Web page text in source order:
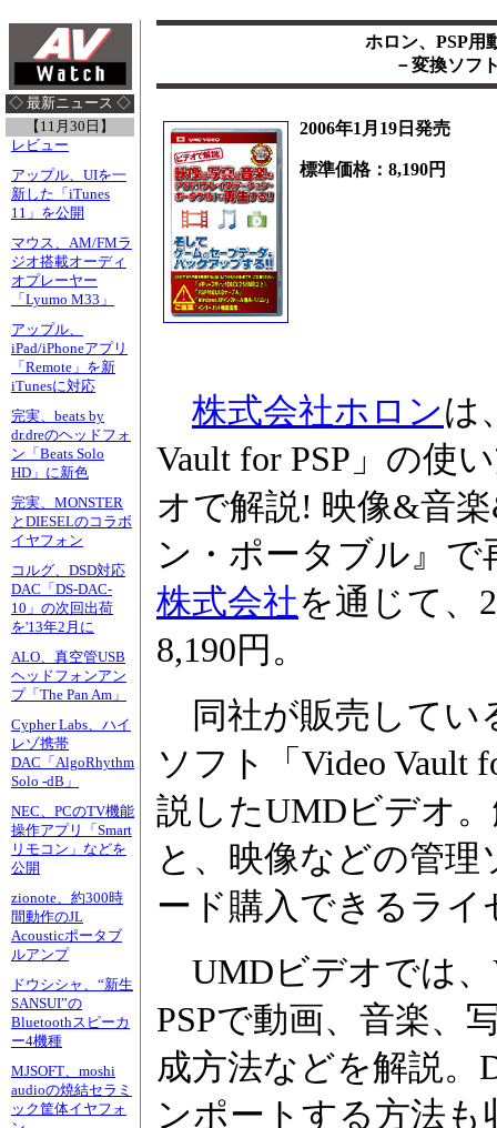
◇ 最新ニュース ◇
【11月30日】
レビュー
アップル、UIを一
新した「iTunes
11」を公開
マウス、AM/FMラ
ジオ搭載オーディ
オプレーヤー
「Lyumo M33」
アップル、
iPad/iPhoneアプリ
「Remote」を新
iTunesに対応
完実、beats by
dr.dreのヘッドフォ
ン「Beats Solo
HD」に新色
完実、MONSTER
とDIESELのコラボ
イヤフォン
コルグ、DSD対応
DAC「DS-DAC-
10」の次回出荷
を'13年2月に
ALO、真空管USB
ヘッドフォンアン
プ「The Pan Am」
Cypher Labs、ハイ
レゾ携帯
DAC「AlgoRhythm
Solo -dB」
NEC、PCのTV機能
操作アプリ「Smart
リモコン」などを
公開
zionote、約300時
間動作のJL
Acousticポータブ
ルアンプ
ドウシシャ、“新生
SANSUI”の
Bluetoothスピーカ
ー4機種
MJSOFT、moshi
audioの焼結セラミ
ック筐体イヤフォ
ホロン、PSP用
－変換ソフ
2006年1月19日発売
標準価格：8,190円
株式会社ホロンは
Vault for PSP」の使
オで解説! 映像&音
ン・ポータブル』
株式会社を通じて、
8,190円。
同社が販売してい
ソフト「Video Vault
説したUMDビデオ。
と、映像などの管理
ード購入できるラ
UMDビデオでは、
PSPで動画、音楽、
成方法などを解説
ンポートする方法